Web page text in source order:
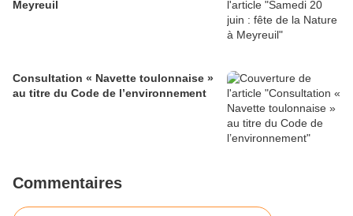
Meyreuil
Consultation « Navette toulonnaise »
au titre du Code de l’environnement
Commentaires